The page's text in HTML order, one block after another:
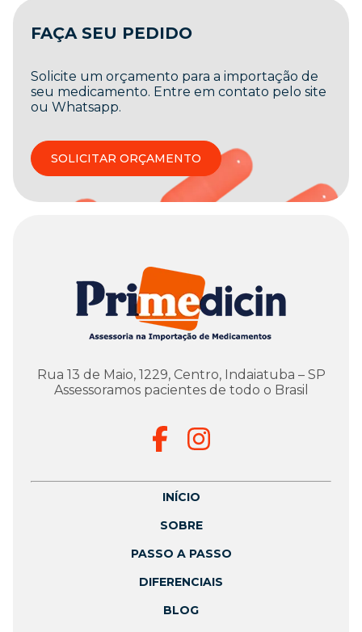
FAÇA SEU PEDIDO
Solicite um orçamento para a importação de
seu medicamento. Entre em contato pelo site
ou Whatsapp.
SOLICITAR ORÇAMENTO
Rua 13 de Maio, 1229, Centro, Indaiatuba – SP
Assessoramos pacientes de todo o Brasil
INÍCIO
SOBRE
PASSO A PASSO
DIFERENCIAIS
BLOG